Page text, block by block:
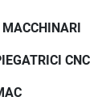
CNC